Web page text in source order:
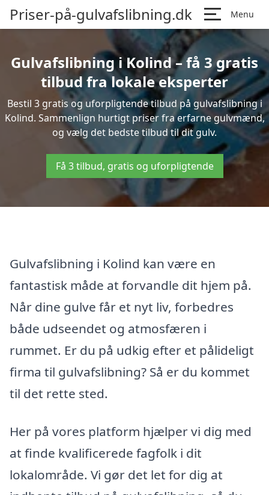
Priser-på-gulvafslibning.dk Menu
Gulvafslibning i Kolind – få 3 gratis
tilbud fra lokale eksperter
Bestil 3 gratis og uforpligtende tilbud på gulvafslibning i
Kolind. Sammenlign hurtigt priser fra erfarne gulvmænd,
og vælg det bedste tilbud til dit gulv.
Få 3 tilbud, gratis og uforpligtende
Gulvafslibning i Kolind kan være en
fantastisk måde at forvandle dit hjem på.
Når dine gulve får et nyt liv, forbedres
både udseendet og atmosfæren i
rummet. Er du på udkig efter et pålideligt
firma til gulvafslibning? Så er du kommet
til det rette sted.
Her på vores platform hjælper vi dig med
at finde kvalificerede fagfolk i dit
lokalområde. Vi gør det let for dig at